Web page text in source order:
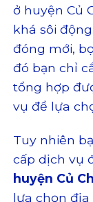
ở huyện Củ
khá sôi
đóng mới,
đó bạn chỉ
tổng hợp
vụ để lựa
Tuy nhiên
cấp dịch vụ
huyện Củ
lựa chọn